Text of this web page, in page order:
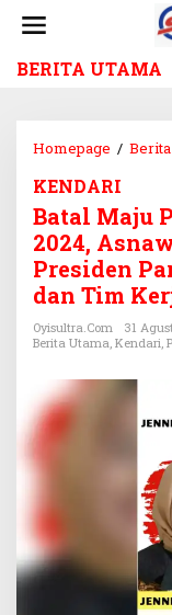
BERITA UTAMA
Homepage /
KENDARI
Batal Maju
2024,
Presiden
dan Tim
Oyisultra.com
31
Berita Utama, Kendari,